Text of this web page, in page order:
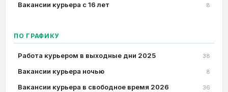
Вакансии курьера с 16 лет 8
ПО ГРАФИКУ
Работа курьером в выходные дни 2025 38
Вакансии курьера ночью 8
Вакансии курьера в свободное время 2026 36